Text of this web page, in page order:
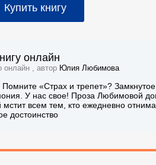
Купить книгу
онлайн
онлайн , автор Юлия Любимова
«Страх и трепет»?
У нас свое! Проза Любимовой
всем тем, кто ежедневно
достоинство